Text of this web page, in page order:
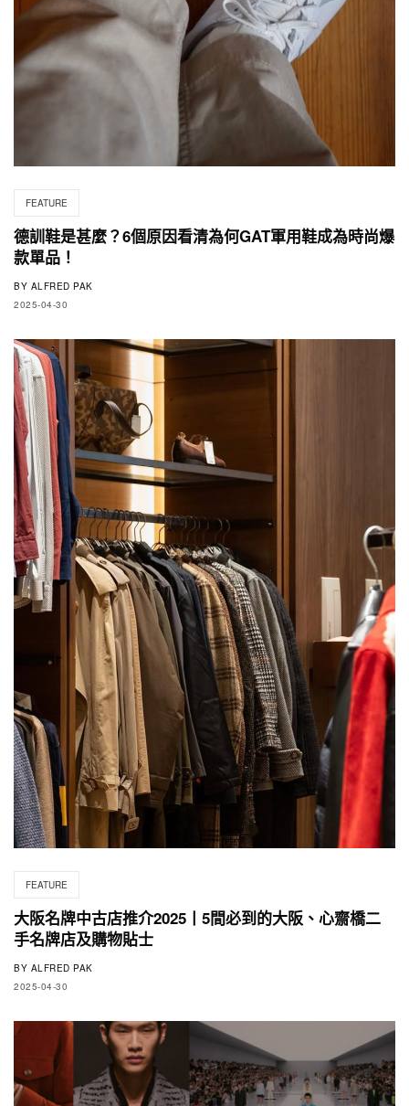
FEATURE
德訓鞋是甚麼？6個原因看清為何GAT軍用鞋成為時尚爆
款單品！
BY ALFRED PAK
2025-04-30
FEATURE
大阪名牌中古店推介2025丨5間必到的大阪、心齋橋二
手名牌店及購物貼士
BY ALFRED PAK
2025-04-30